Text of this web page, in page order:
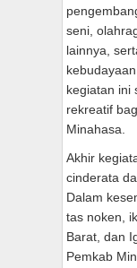
seni,
lainnya,
kegiatan ini
rekreatif
Minahasa.
Akhir
cinderata
Dalam
tas noken,
Barat, dan
Pemkab